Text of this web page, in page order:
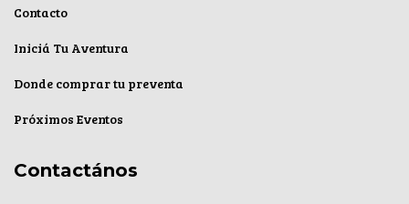
Contacto
Iniciá Tu Aventura
Donde comprar tu preventa
Próximos Eventos
Contactános